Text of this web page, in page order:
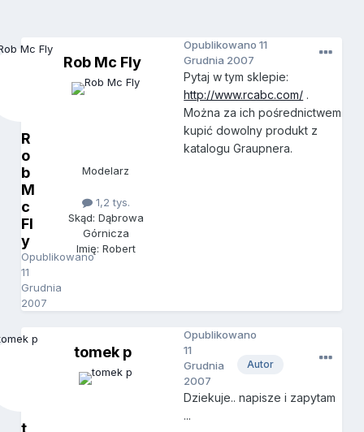
R
o
b
M
c
Fl
y
Opublikowano
11
Grudnia
2007
Rob Mc Fly
Modelarz
1,2 tys.
Skąd: Dąbrowa
Górnicza
Imię: Robert
Opublikowano11
Grudnia 2007
Pytaj w tym sklepie:
http://www.rcabc.com/ .
Można za ich pośrednictwem
kupić dowolny produkt z
katalogu Graupnera.
t
tomek p
Autor
Opublikowano
11
Grudnia
2007
Dziekuje.. napisze i zapytam
...